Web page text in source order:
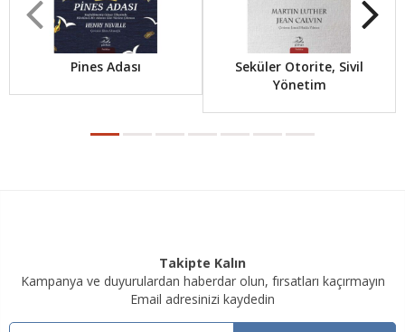
Pines Adası
Seküler Otorite, Sivil
Yönetim
Takipte Kalın
Kampanya ve duyurulardan haberdar olun, fırsatları kaçırmayın
Email adresinizi kaydedin